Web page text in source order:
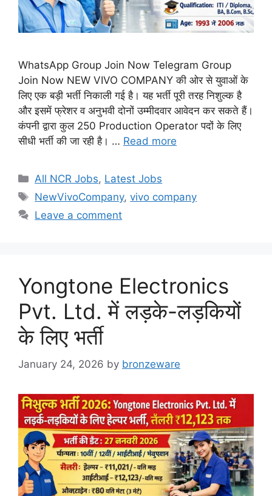
WhatsApp Group Join Now Telegram Group
Join Now NEW VIVO COMPANY की ओर से युवाओं के
लिए एक बड़ी भर्ती निकाली गई है। यह भर्ती पूरी तरह निशुल्क है
और इसमें फ्रेशर व अनुभवी दोनों उम्मीदवार आवेदन कर सकते हैं।
कंपनी द्वारा कुल 250 Production Operator पदों के लिए
सीधी भर्ती की जा रही है। … Read more
Categories
All NCR Jobs, Latest Jobs
Tags
NewVivoCompany,vivo company
Leave a comment
Yongtone Electronics
Pvt. Ltd. में लड़के-लड़कियों
के लिए भर्ती
January 24, 2026 by bronzeware